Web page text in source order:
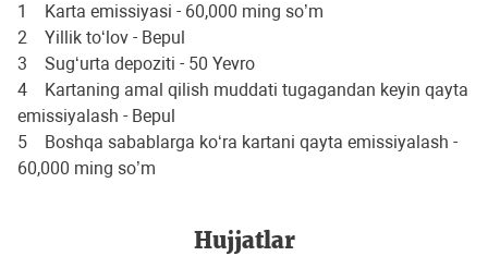
1 Karta emissiyasi - 60,000 ming so’m
2 Yillik to‘lov - Bepul
3 Sug‘urta depoziti - 50 Yevro
4 Kartaning amal qilish muddati tugagandan keyin qayta
emissiyalash - Bepul
5 Boshqa sabablarga ko‘ra kartani qayta emissiyalash -
60,000 ming so’m
Hujjatlar